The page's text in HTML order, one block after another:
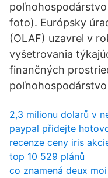
foto). Európsky
(OLAF) uzavrel v
vyšetrovania
finančných
poľnohospodárstvo
2,3 milionu dolarů v
paypal přidejte
recenze ceny iris
top 10 529 plánů
co znamená deux moi